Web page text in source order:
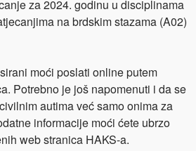
za 2024. godinu u disciplinama
na brdskim stazama (A02)
moći poslati online putem
Potrebno je još napomenuti i da se
autima već samo onima za
informacije moći ćete ubrzo
web stranica HAKS-a.